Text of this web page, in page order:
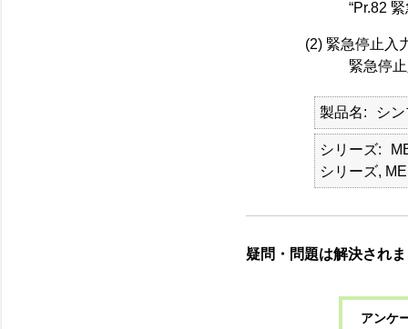
“Pr.82 緊急
(2) 緊急停止入
緊急停止入
製品名 シ
シリーズ
シリーズ,
疑問・問題は解決され
アンケ